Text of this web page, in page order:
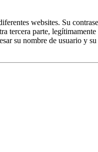
websites. Su
parte, legítimamente
su nombre de usuario y